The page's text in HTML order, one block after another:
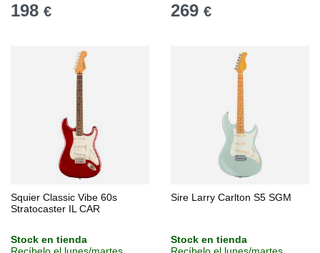
198 € 269 €
Squier Classic Vibe 60s
Stratocaster IL CAR
Stock en tienda
Sire Larry Carlton S5 SGM
Stock en tienda